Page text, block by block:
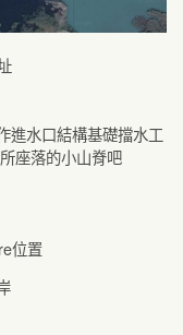
進水口結構基礎擋水工
座落的小山脊吧
位置